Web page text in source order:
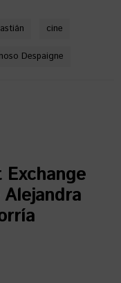
cine
Despaigne